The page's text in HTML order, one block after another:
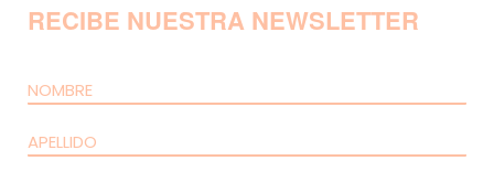
RECIBE NUESTRA NEWSLETTER